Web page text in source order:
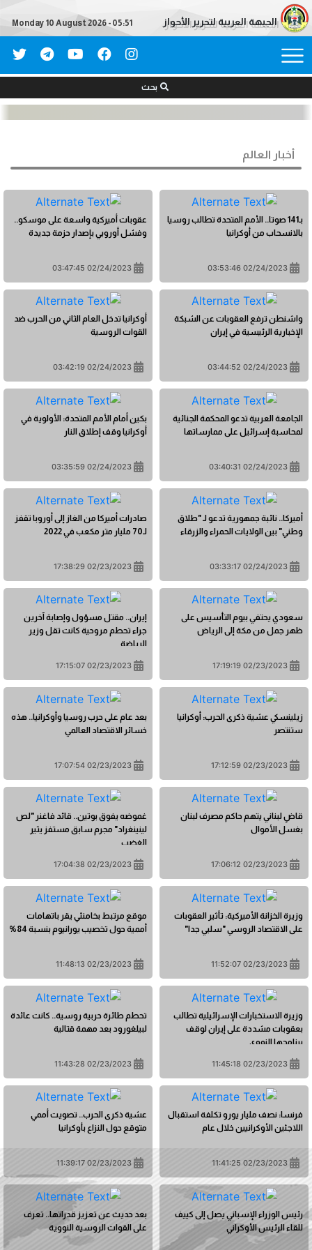
الجبهة العربية لتحرير الأحواز Monday 10 August 2026 - 05:51
بحث
أخبار العالم
بـ141 صوتا.. الأمم المتحدة تطالب روسيا
بالانسحاب من أوكرانيا
02/24/2023 03:53:46
عقوبات أميركية واسعة على موسكو..
وفشل أوروبي بإصدار حزمة جديدة
02/24/2023 03:47:45
واشنطن ترفع العقوبات عن الشبكة
الإخبارية الرئيسية في إيران
02/24/2023 03:44:52
أوكرانيا تدخل العام الثاني من الحرب ضد
القوات الروسية
02/24/2023 03:42:19
الجامعة العربية تدعو المحكمة الجنائية
لمحاسبة إسرائيل على ممارساتها
02/24/2023 03:40:31
بكين أمام الأمم المتحدة: الأولوية في
أوكرانيا وقف إطلاق النار
02/24/2023 03:35:59
أميركا.. نائبة جمهورية تدعو لـ "طلاق
وطني" بين الولايات الحمراء والزرقاء
02/24/2023 03:33:17
صادرات أميركا من الغاز إلى أوروبا تقفز
لـ70 مليار متر مكعب في 2022
02/23/2023 17:38:29
سعودي يحتفي بيوم التأسيس على
ظهر جمل من مكة إلى الرياض
02/23/2023 17:19:19
إيران.. مقتل مسؤول وإصابة آخرين
جراء تحطم مروحية كانت تقل وزير
الرياضة
02/23/2023 17:15:07
زيلينسكي عشية ذكرى الحرب: أوكرانيا
ستنتصر
02/23/2023 17:12:59
بعد عام على حرب روسيا وأوكرانيا.. هذه
خسائر الاقتصاد العالمي
02/23/2023 17:07:54
قاضٍ لبناني يتهم حاكم مصرف لبنان
بغسل الأموال
02/23/2023 17:06:12
غموضه يفوق بوتين.. قائد فاغنر "لص
لينينغراد" مجرم سابق مستفز يثير
الغضب
02/23/2023 17:04:38
وزيرة الخزانة الأميركية: تأثير العقوبات
على الاقتصاد الروسي "سلبي جدا"
02/23/2023 11:52:07
موقع مرتبط بخامنئي يقر باتهامات
أممية حول تخصيب يورانيوم بنسبة 84%
02/23/2023 11:48:13
وزيرة الاستخبارات الإسرائيلية تطالب
بعقوبات مشددة على إيران لوقف
برنامجها النووي
02/23/2023 11:45:18
تحطم طائرة حربية روسية.. كانت عائدة
لبيلغورود بعد مهمة قتالية
02/23/2023 11:43:28
فرنسا: نصف مليار يورو تكلفة استقبال
اللاجئين الأوكرانيين خلال عام
02/23/2023 11:41:25
عشية ذكرى الحرب.. تصويت أممي
متوقع حول النزاع بأوكرانيا
02/23/2023 11:39:17
رئيس الوزراء الإسباني يصل إلى كييف
للقاء الرئيس الأوكراني
بعد حديث عن تعزيز قدراتها.. تعرف
على القوات الروسية النووية